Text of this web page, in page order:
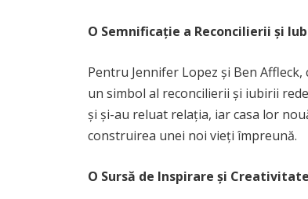
O Semnificație a Reconcilierii și
Pentru Jennifer Lopez și Ben
un simbol al reconcilierii și iubirii
și și-au reluat relația, iar casa lor
construirea unei noi vieți împreună.
O Sursă de Inspirare și